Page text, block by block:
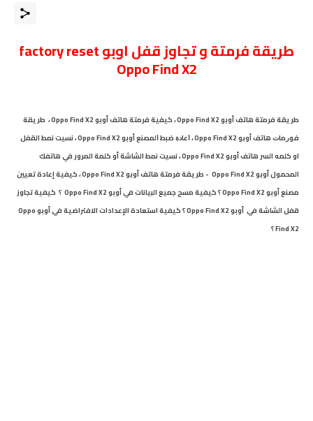
طريقة فرمتة و تجاوز قفل اوبوfactory reset
Oppo Find X2
طريقة فرمتةهاتف أوبو Oppo Find X2 ،كيفية فرمتة هاتف أوبو Oppo Find X2 ، ﻃﺮﻳﻘﺔ
ﻓﻮﺭﻣﺎﺕ هاتف أوبو Oppo Find X2
،ﺍﻋﺎﺩﺓ ﺿﺒﻂ ﺍﻟﻤﺼﻨﻊ أوبو Oppo Find X2 ،نسيت نمط القفل
او كلمه السر هاتف أوبو Oppo Find X2
،نسيت نمط الشاشة أو كلمة المرور في هاتفك
المحمول أوبو Oppo Find X2 - طريقة فرمتة هاتف أوبو
Oppo Find X2،كيفية إعادة تعيين
مصنع أوبو Oppo Find X2 ؟ كيفية مسح جميع البيانات في أوبو Oppo Find X2 ؟ كيفية تجاوز
قفل الشاشة في أوبو Oppo Find X2 ؟ كيفية استعادة الإعدادات الافتراضية في أوبو Oppo
Find X2 ؟